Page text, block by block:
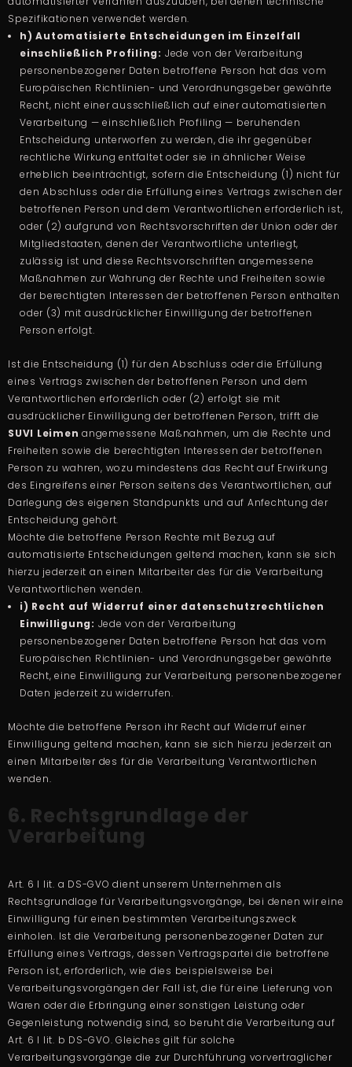
Spezifikationen verwendet werden.
h) Automatisierte Entscheidungen im Einzelfall
einschließlich Profiling: Jede von der Verarbeitung
personenbezogener Daten betroffene Person hat das vom
Europäischen Richtlinien- und Verordnungsgeber gewährte
Recht, nicht einer ausschließlich auf einer automatisierten
Verarbeitung — einschließlich Profiling — beruhenden
Entscheidung unterworfen zu werden, die ihr gegenüber
rechtliche Wirkung entfaltet oder sie in ähnlicher Weise
erheblich beeinträchtigt, sofern die Entscheidung (1) nicht für
den Abschluss oder die Erfüllung eines Vertrags zwischen der
betroffenen Person und dem Verantwortlichen erforderlich ist,
oder (2) aufgrund von Rechtsvorschriften der Union oder der
Mitgliedstaaten, denen der Verantwortliche unterliegt,
zulässig ist und diese Rechtsvorschriften angemessene
Maßnahmen zur Wahrung der Rechte und Freiheiten sowie
der berechtigten Interessen der betroffenen Person enthalten
oder (3) mit ausdrücklicher Einwilligung der betroffenen
Person erfolgt.
Ist die Entscheidung (1) für den Abschluss oder die Erfüllung
eines Vertrags zwischen der betroffenen Person und dem
Verantwortlichen erforderlich oder (2) erfolgt sie mit
ausdrücklicher Einwilligung der betroffenen Person, trifft die
SUVI Leimen angemessene Maßnahmen, um die Rechte und
Freiheiten sowie die berechtigten Interessen der betroffenen
Person zu wahren, wozu mindestens das Recht auf Erwirkung
des Eingreifens einer Person seitens des Verantwortlichen, auf
Darlegung des eigenen Standpunkts und auf Anfechtung der
Entscheidung gehört.
Möchte die betroffene Person Rechte mit Bezug auf
automatisierte Entscheidungen geltend machen, kann sie sich
hierzu jederzeit an einen Mitarbeiter des für die Verarbeitung
Verantwortlichen wenden.
i) Recht auf Widerruf einer datenschutzrechtlichen
Einwilligung: Jede von der Verarbeitung
personenbezogener Daten betroffene Person hat das vom
Europäischen Richtlinien- und Verordnungsgeber gewährte
Recht, eine Einwilligung zur Verarbeitung personenbezogener
Daten jederzeit zu widerrufen.
Möchte die betroffene Person ihr Recht auf Widerruf einer
Einwilligung geltend machen, kann sie sich hierzu jederzeit an
einen Mitarbeiter des für die Verarbeitung Verantwortlichen
wenden.
6. Rechtsgrundlage der
Verarbeitung
Art. 6 I lit. a DS-GVO dient unserem Unternehmen als
Rechtsgrundlage für Verarbeitungsvorgänge, bei denen wir eine
Einwilligung für einen bestimmten Verarbeitungszweck
einholen. Ist die Verarbeitung personenbezogener Daten zur
Erfüllung eines Vertrags, dessen Vertragspartei die betroffene
Person ist, erforderlich, wie dies beispielsweise bei
Verarbeitungsvorgängen der Fall ist, die für eine Lieferung von
Waren oder die Erbringung einer sonstigen Leistung oder
Gegenleistung notwendig sind, so beruht die Verarbeitung auf
Art. 6 I lit. b DS-GVO. Gleiches gilt für solche
Verarbeitungsvorgänge die zur Durchführung vorvertraglicher